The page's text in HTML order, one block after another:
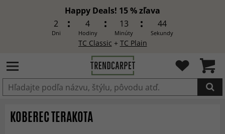
Happy Deals! 15 % zľava
2
Dni
4
Hodiny
13
Minúty
42
Sekundy
TC Classic + TC Plain
Produkt bol pridaný do košíka
KOBEREC TERAKOTA